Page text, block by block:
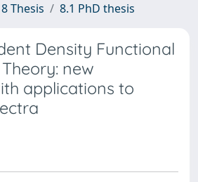
8 Thesis 8.1 PhD thesis
Density Functional
new
applications to